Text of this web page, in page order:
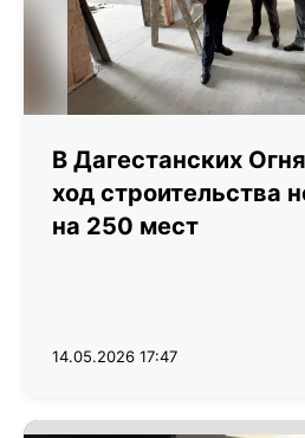
В Дагестанских
ход строительства
на 250 мест
14.05.2026 17:47